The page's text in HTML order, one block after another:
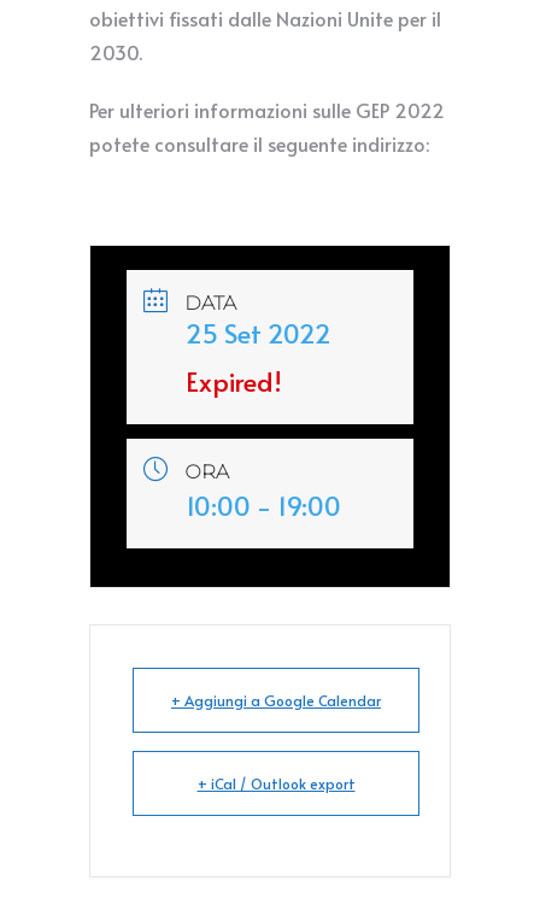
obiettivi fissati dalle Nazioni Unite per il
2030.
Per ulteriori informazioni sulle GEP 2022
potete consultare il seguente indirizzo:
DATA
25 Set 2022
Expired!
ORA
10:00 - 19:00
+ Aggiungi a Google Calendar
+ iCal / Outlook export